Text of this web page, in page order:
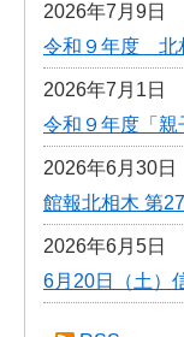
2026年7月9日
令和９年度 北
2026年7月1日
令和９年度「親
2026年6月30日
館報北相木 第
2026年6月5日
6月20日（土）